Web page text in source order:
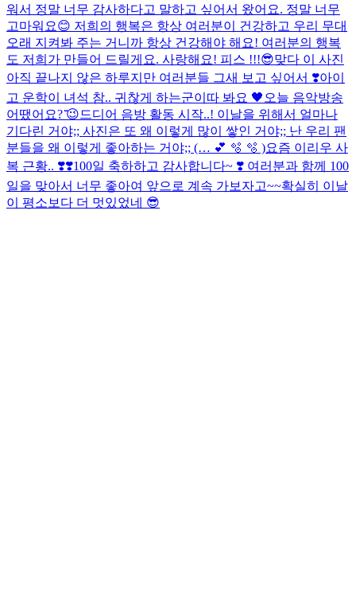
워서 정말 너무 감사하다고 말하고 싶어서 왔어요. 정말 너무
고마워요😊 저희의 행복은 항상 여러분이 건강하고 우리 무대
오래 지켜봐 주는 거니까 항상 건강해야 해요! 여러분의 행복
도 저희가 만들어 드릴게요. 사랑해요! 피스 !!!😎맞다 이 사진
아직 끝나지 않은 하루지만 여러분들 그새 보고 싶어서 ❣️아이
고 운학이 녀석 참.. 귀찮게 하는군이따 봐요 🖤 오늘 음악방송
어땠어요? ̆̈😉드디어 음방 활동 시작..! 이날을 위해서 얼마나
기다린 거야;; 사진은 또 왜 이렇게 많이 쌓인 거야;; 난 우리 팬
분들을 왜 이렇게 좋아하는 거야;; (… 💕 🫧 🫧 )요즘 이리우 사
복 근황.. ❣️❣️100일 축하하고 감사합니다~ ❣️ 여러분과 함께 100
일을 맞아서 너무 좋아여 앞으로 계속 가보자고~~확실히 이날
이 평소보다 더 멋있었네 😎